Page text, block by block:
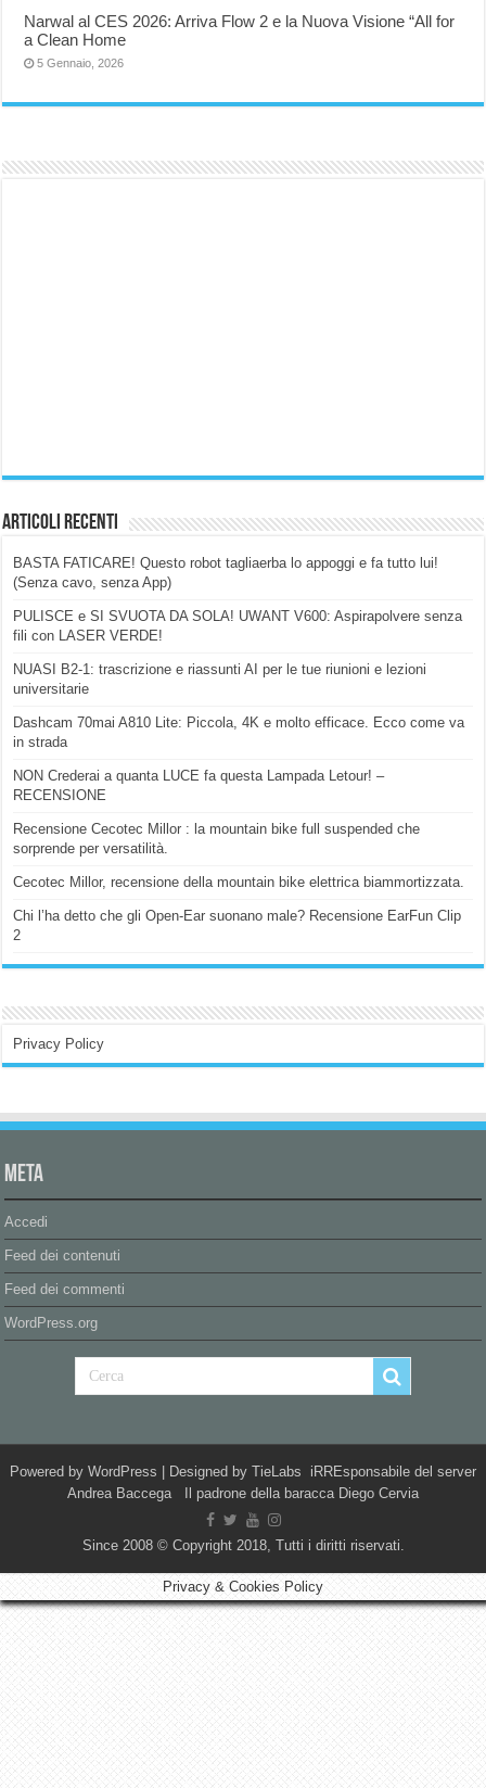
Narwal al CES 2026: Arriva Flow 2 e la Nuova Visione “All for
a Clean Home
5 Gennaio, 2026
Articoli Recenti
BASTA FATICARE! Questo robot tagliaerba lo appoggi e fa tutto lui!
(Senza cavo, senza App)
PULISCE e SI SVUOTA DA SOLA! UWANT V600: Aspirapolvere senza
fili con LASER VERDE!
NUASI B2-1: trascrizione e riassunti AI per le tue riunioni e lezioni
universitarie
Dashcam 70mai A810 Lite: Piccola, 4K e molto efficace. Ecco come va
in strada
NON Crederai a quanta LUCE fa questa Lampada Letour! –
RECENSIONE
Recensione Cecotec Millor : la mountain bike full suspended che
sorprende per versatilità.
Cecotec Millor, recensione della mountain bike elettrica biammortizzata.
Chi l’ha detto che gli Open-Ear suonano male? Recensione EarFun Clip
2
Privacy Policy
Meta
Accedi
Feed dei contenuti
Feed dei commenti
WordPress.org
Powered by WordPress | Designed by TieLabs iRREsponsabile del server
Andrea Baccega Il padrone della baracca Diego Cervia
Since 2008 © Copyright 2018, Tutti i diritti riservati.
Privacy & Cookies Policy